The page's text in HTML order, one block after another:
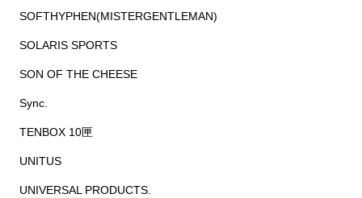
SOFTHYPHEN(MISTERGENTLEMAN)
SOLARIS SPORTS
SON OF THE CHEESE
Sync.
TENBOX 10匣
UNITUS
UNIVERSAL PRODUCTS.